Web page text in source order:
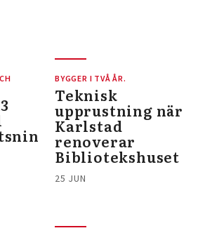
BYGGER I TVÅ ÅR.
Teknisk
upprustning när
Karlstad
renoverar
Bibliotekshuset
25 JUN